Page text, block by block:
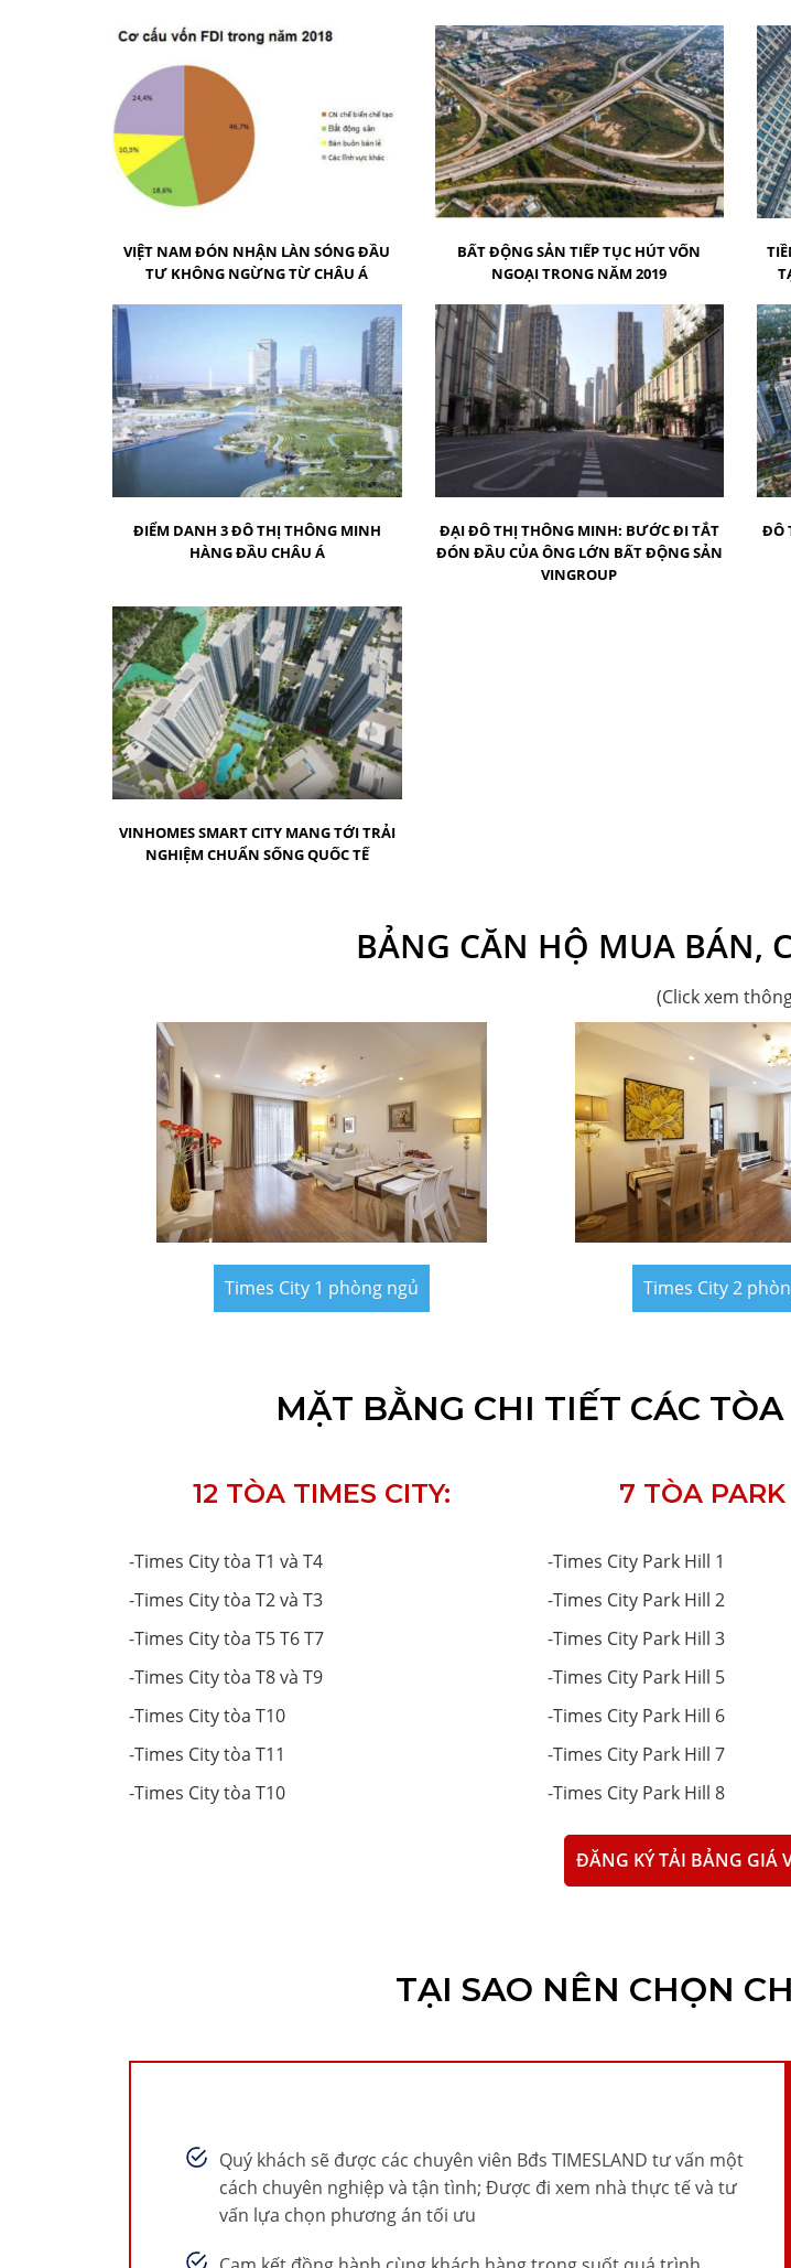
VIỆT NAM ĐÓN NHẬN LÀN SÓNG ĐẦU
TƯ KHÔNG NGỪNG TỪ CHÂU Á
BẤT ĐỘNG SẢN TIẾP TỤC HÚT VỐN
NGOẠI TRONG NĂM 2019
ĐIỂM DANH 3 ĐÔ THỊ THÔNG MINH
HÀNG ĐẦU CHÂU Á
ĐẠI ĐÔ THỊ THÔNG MINH: BƯỚC ĐI TẮT
ĐÓN ĐẦU CỦA ÔNG LỚN BẤT ĐỘNG SẢN
VINGROUP
ĐÔ
VINHOMES SMART CITY MANG TỚI TRẢI
NGHIỆM CHUẨN SỐNG QUỐC TẾ
BẢNG CĂN HỘ MUA BÁN,
(Click xem
Times City 1 phòng ngủ Times City 2
MẶT BẰNG CHI TIẾT CÁC
12 TÒA TIMES CITY:
-Times City tòa T1 và T4
-Times City tòa T2 và T3
-Times City tòa T5 T6 T7
-Times City tòa T8 và T9
-Times City tòa T10
-Times City tòa T11
-Times City tòa T10
7 TÒA
-Times City Park Hill 1
-Times City Park Hill 2
-Times City Park Hill 3
-Times City Park Hill 5
-Times City Park Hill 6
-Times City Park Hill 7
-Times City Park Hill 8
ĐĂNG KÝ TẢI BẢNG GIÁ
TẠI SAO NÊN CHỌN
Quý khách sẽ được các chuyên viên Bđs TIMESLAND tư vấn một
cách chuyên nghiệp và tận tình; Được đi xem nhà thực tế và tư
vấn lựa chọn phương án tối ưu